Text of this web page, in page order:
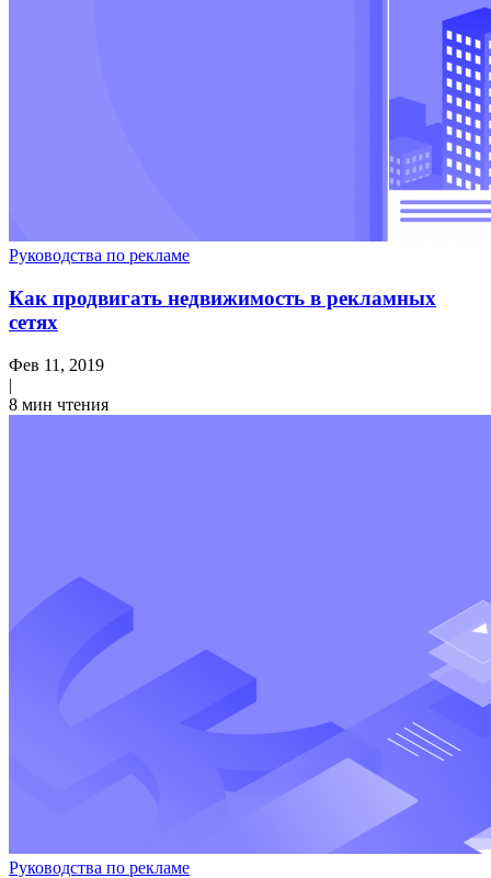
Руководства по рекламе
Как продвигать недвижимость в рекламных
сетях
Фев 11, 2019
|
8 мин чтения
Руководства по рекламе